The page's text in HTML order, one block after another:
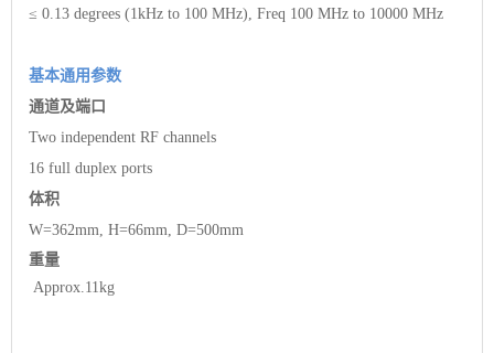
≤ 0.13 degrees (1kHz to 100 MHz), Freq 100 MHz to 10000 MHz
基本通用参数
通道及端口
Two independent RF channels
16 full duplex ports
体积
W=362mm, H=66mm, D=500mm
重量
Approx.11kg